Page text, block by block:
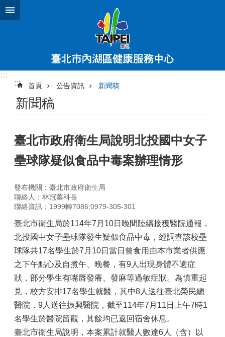
跳到主要內容區塊
:::
:::
首頁 公告資訊 新聞稿
新聞稿
臺北市政府衛生局說明北投國中女子
壘球隊疑似食品中毒案辦理情形
發布機關：臺北市政府衛生局
聯絡人：林冠蓁科長
聯絡資訊：1999轉7086;0979-305-301
臺北市衛生局於114年7月10日晚間陸續接獲醫院通報，
北投國中女子壘球隊發生疑似食品中毒，經調查該校壘
球隊共17名學生於7月10日當日曾食用由本市業者供應
之下午點心及自煮午、晚餐，有9人出現身體不適症
狀，部分學生有嘴唇發癢、發麻等過敏症狀。為慎重起
見，校方安排17名學生就醫，其中8人送往臺北榮民總
醫院，9人送往振興醫院，截至114年7月11日上午7時1
名學生於醫院留觀，其餘均已返回宿舍休息。
臺北市衛生局說明，本案累計就醫人數達6人（含）以